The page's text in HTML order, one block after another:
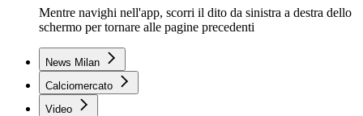
Mentre navighi nell'app, scorri il dito da sinistra a destra dello
schermo per tornare alle pagine precedenti
News Milan
Calciomercato
Video